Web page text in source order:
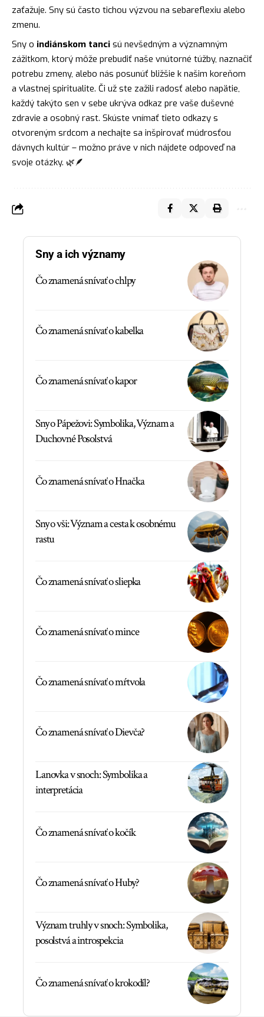
zaťažuje. Sny sú často tichou výzvou na sebareflexiu alebo
zmenu.
Sny o indiánskom tanci sú nevšedným a významným
zážitkom, ktorý môže prebudiť naše vnútorné túžby, naznačiť
potrebu zmeny, alebo nás posunúť bližšie k našim koreňom
a vlastnej spiritualite. Či už ste zažili radosť alebo napätie,
každý takýto sen v sebe ukrýva odkaz pre vaše duševné
zdravie a osobný rast. Skúste vnímať tieto odkazy s
otvoreným srdcom a nechajte sa inšpirovať múdrosťou
dávnych kultúr – možno práve v nich nájdete odpoveď na
svoje otázky. 🌿🪶
Sny a ich významy
Čo znamená snívať o chlpy
Čo znamená snívať o kabelka
Čo znamená snívať o kapor
Sny o Pápežovi: Symbolika, Význam a
Duchovné Posolstvá
Čo znamená snívať o Hnačka
Sny o vši: Význam a cesta k osobnému
rastu
Čo znamená snívať o sliepka
Čo znamená snívať o mince
Čo znamená snívať o mŕtvola
Čo znamená snívať o Dievča?
Lanovka v snoch: Symbolika a
interpretácia
Čo znamená snívať o kočík
Čo znamená snívať o Huby?
Význam truhly v snoch: Symbolika,
posolstvá a introspekcia
Čo znamená snívať o krokodíl?